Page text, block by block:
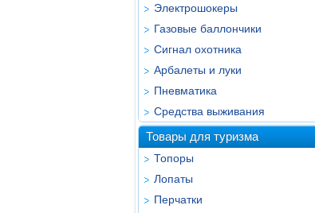
Электрошокеры
Газовые баллончики
Сигнал охотника
Арбалеты и луки
Пневматика
Средства выживания
Товары для туризма
Топоры
Лопаты
Перчатки